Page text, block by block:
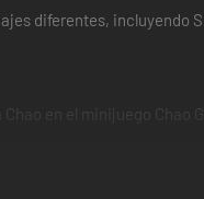
diferentes, incluyendo
en el minijuego